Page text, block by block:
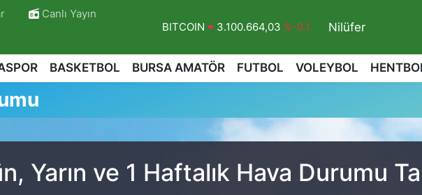
Canlı Yayın
BITCOIN 3.100.664,03 %-0.18
DOLAR
47,7436 %0.18
GRAM ALTIN
6660.55 %0.03
Nilüfer
BASKETBOL BURSA AMATÖR FUTBOL VOLEYBOL
Yarın ve 1 Haftalık Hava Durumu